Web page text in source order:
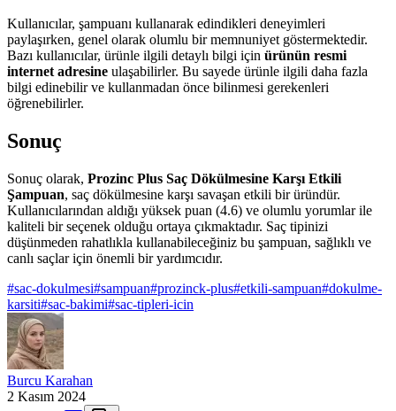
Kullanıcılar, şampuanı kullanarak edindikleri deneyimleri
paylaşırken, genel olarak olumlu bir memnuniyet göstermektedir.
Bazı kullanıcılar, ürünle ilgili detaylı bilgi için ürünün resmi
internet adresine ulaşabilirler. Bu sayede ürünle ilgili daha fazla
bilgi edinebilir ve kullanmadan önce bilinmesi gerekenleri
öğrenebilirler.
Sonuç
Sonuç olarak, Prozinc Plus Saç Dökülmesine Karşı Etkili
Şampuan, saç dökülmesine karşı savaşan etkili bir üründür.
Kullanıcılarından aldığı yüksek puan (4.6) ve olumlu yorumlar ile
kaliteli bir seçenek olduğu ortaya çıkmaktadır. Saç tipinizi
düşünmeden rahatlıkla kullanabileceğiniz bu şampuan, sağlıklı ve
canlı saçlar için önemli bir yardımcıdır.
#sac-dokulmesi#sampuan#prozinck-plus#etkili-sampuan#dokulme-
karsiti#sac-bakimi#sac-tipleri-icin
Burcu Karahan
2 Kasım 2024